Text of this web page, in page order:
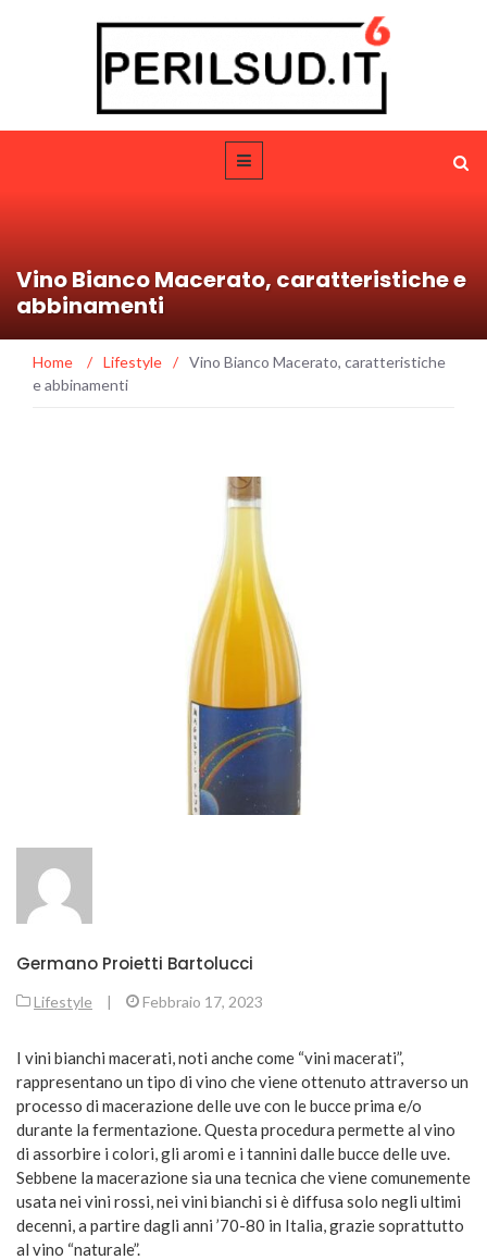
Vino Bianco Macerato, caratteristiche e
abbinamenti
Home / Lifestyle / Vino Bianco Macerato, caratteristiche
e abbinamenti
Germano Proietti Bartolucci
Lifestyle | Febbraio 17, 2023
I vini bianchi macerati, noti anche come “vini macerati”,
rappresentano un tipo di vino che viene ottenuto attraverso un
processo di macerazione delle uve con le bucce prima e/o
durante la fermentazione. Questa procedura permette al vino
di assorbire i colori, gli aromi e i tannini dalle bucce delle uve.
Sebbene la macerazione sia una tecnica che viene comunemente
usata nei vini rossi, nei vini bianchi si è diffusa solo negli ultimi
decenni, a partire dagli anni ’70-80 in Italia, grazie soprattutto
al vino “naturale”.